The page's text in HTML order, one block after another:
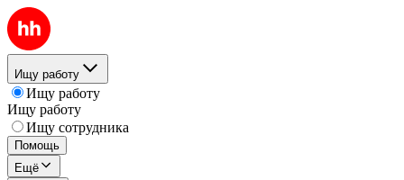
Ищу работу
Ищу работу
Ищу работу
Ищу сотрудника
Помощь
Ещё